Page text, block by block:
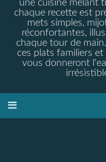
une cuisine mêlant
chaque recette est
mets simples,
réconfortantes,
chaque tour de
ces plats familiers et
vous donneront